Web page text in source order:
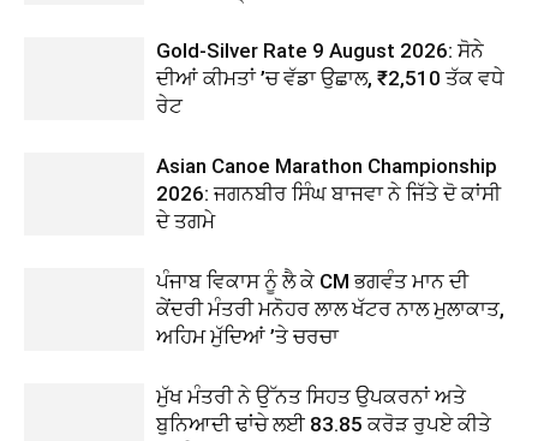
Gold-Silver Rate 9 August 2026: ਸੋਨੇ
ਦੀਆਂ ਕੀਮਤਾਂ ’ਚ ਵੱਡਾ ਉਛਾਲ, ₹2,510 ਤੱਕ ਵਧੇ
ਰੇਟ
Asian Canoe Marathon Championship
2026: ਜਗਨਬੀਰ ਸਿੰਘ ਬਾਜਵਾ ਨੇ ਜਿੱਤੇ ਦੋ ਕਾਂਸੀ
ਦੇ ਤਗਮੇ
ਪੰਜਾਬ ਵਿਕਾਸ ਨੂੰ ਲੈ ਕੇ CM ਭਗਵੰਤ ਮਾਨ ਦੀ
ਕੇਂਦਰੀ ਮੰਤਰੀ ਮਨੋਹਰ ਲਾਲ ਖੱਟਰ ਨਾਲ ਮੁਲਾਕਾਤ,
ਅਹਿਮ ਮੁੱਦਿਆਂ ’ਤੇ ਚਰਚਾ
ਮੁੱਖ ਮੰਤਰੀ ਨੇ ਉੱਨਤ ਸਿਹਤ ਉਪਕਰਨਾਂ ਅਤੇ
ਬੁਨਿਆਦੀ ਢਾਂਚੇ ਲਈ 83.85 ਕਰੋੜ ਰੁਪਏ ਕੀਤੇ